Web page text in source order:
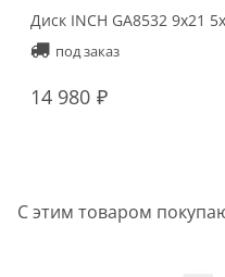
Диск INCH GA8532 9x21
под заказ
14 980
С этим товаром